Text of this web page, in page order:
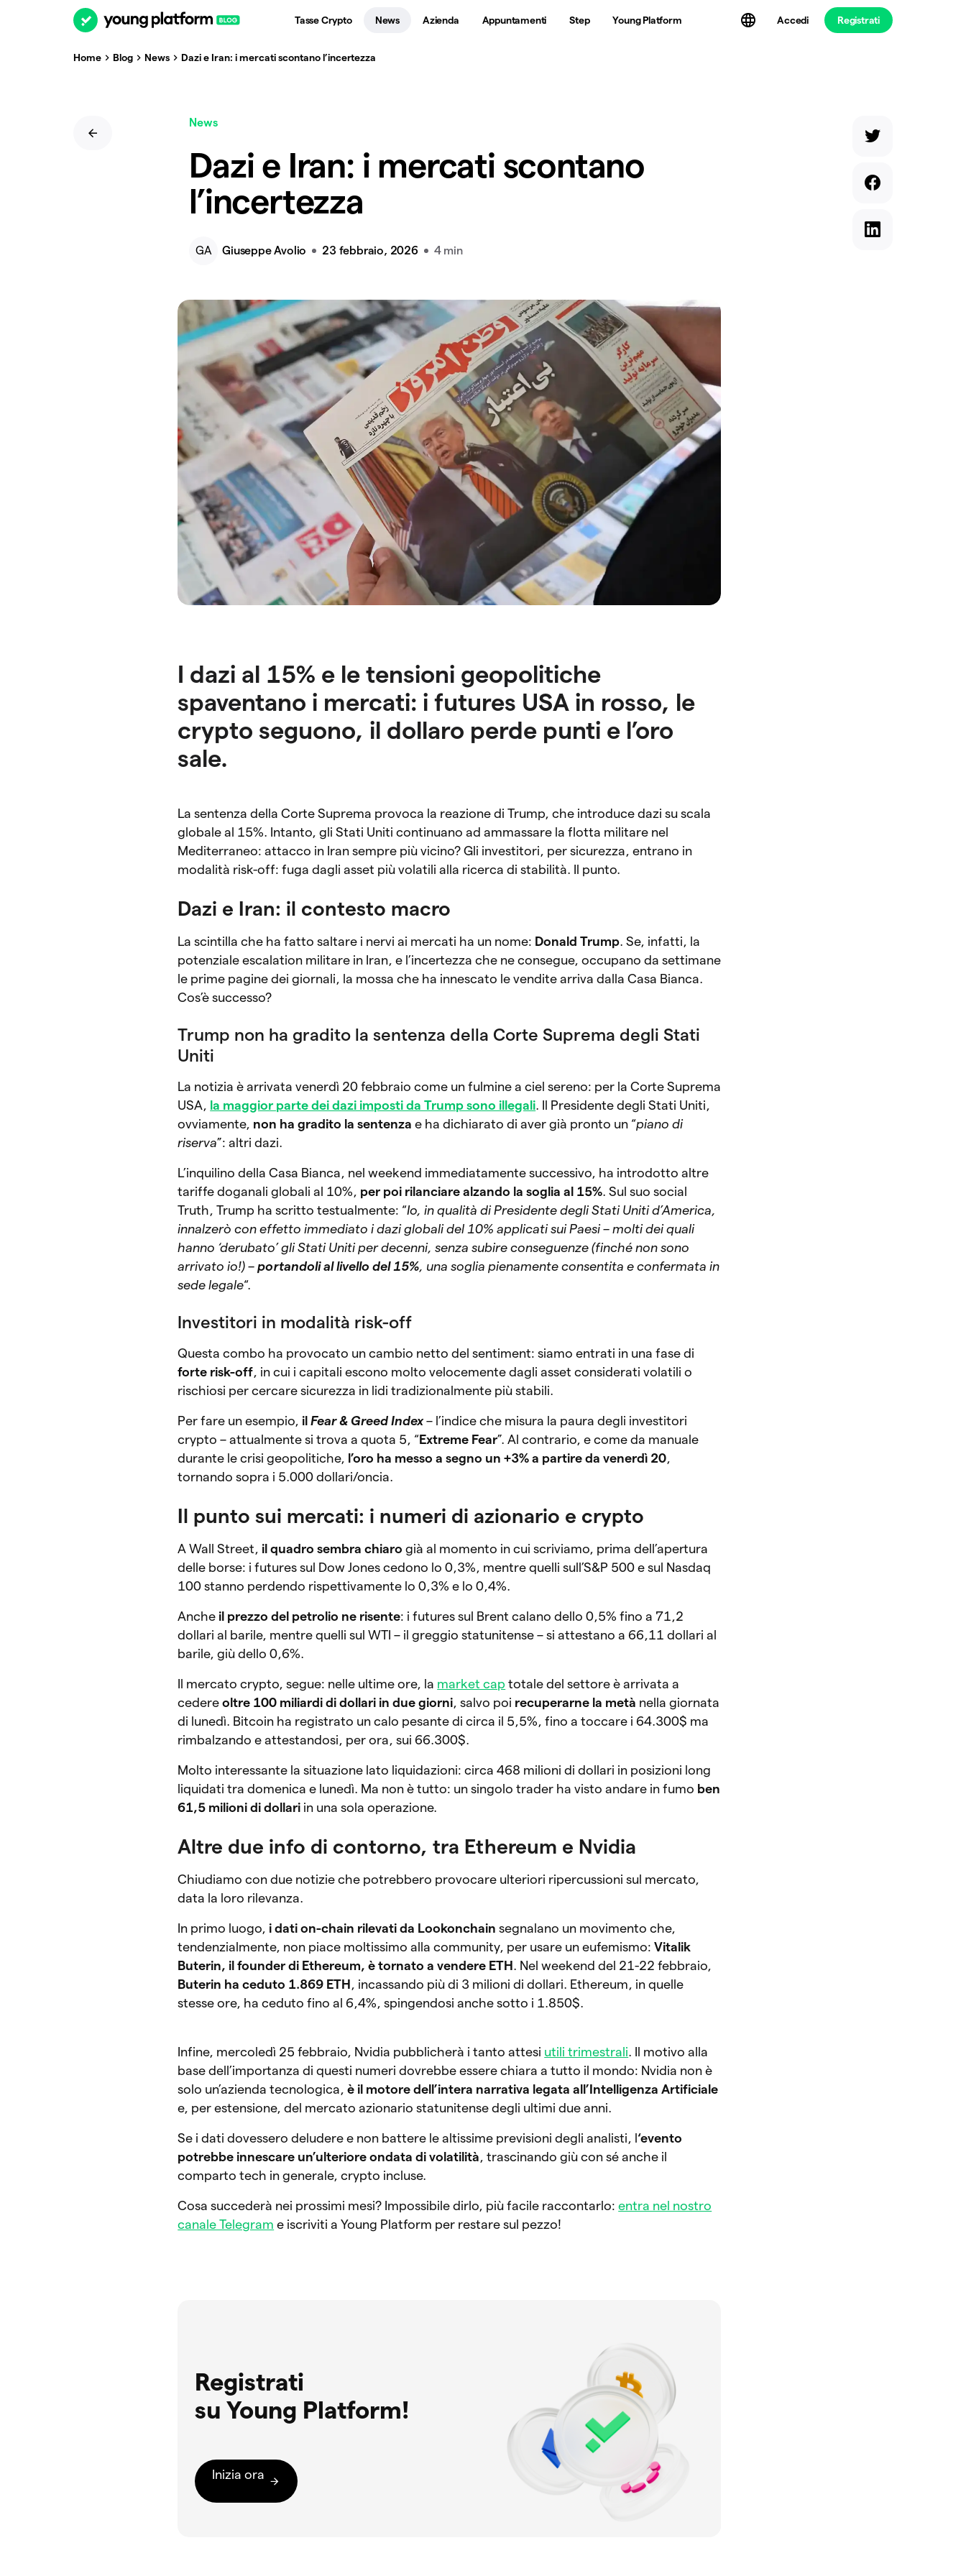
Appuntamenti
Azienda
News Step
Tasse Crypto Young Platform Accedi Registrati
Home Blog News Dazi e Iran: i mercati scontano l’incertezza
News
Dazi e Iran: i mercati scontano
l’incertezza
GA Giuseppe Avolio 23 febbraio, 2026 4 min
I dazi al 15% e le tensioni geopolitiche
spaventano i mercati: i futures USA in rosso, le
crypto seguono, il dollaro perde punti e l’oro
sale.
La sentenza della Corte Suprema provoca la reazione di Trump, che introduce dazi su scala
globale al 15%. Intanto, gli Stati Uniti continuano ad ammassare la flotta militare nel
Mediterraneo: attacco in Iran sempre più vicino? Gli investitori, per sicurezza, entrano in
modalità risk-off: fuga dagli asset più volatili alla ricerca di stabilità. Il punto.
Dazi e Iran: il contesto macro
La scintilla che ha fatto saltare i nervi ai mercati ha un nome: Donald Trump . Se, infatti, la
potenziale escalation militare in Iran, e l’incertezza che ne consegue, occupano da settimane
le prime pagine dei giornali, la mossa che ha innescato le vendite arriva dalla Casa Bianca.
Cos’è successo?
Trump non ha gradito la sentenza della Corte Suprema degli Stati
Uniti
La notizia è arrivata venerdì 20 febbraio come un fulmine a ciel sereno: per la Corte Suprema
USA,
la maggior parte dei dazi imposti da Trump sono illegali . Il Presidente degli Stati Uniti,
ovviamente, non ha gradito la sentenzae ha dichiarato di aver già pronto un “piano di
riserva”: altri dazi.
L’inquilino della Casa Bianca, nel weekend immediatamente successivo, ha introdotto altre
tariffe doganali globali al 10%, per poi rilanciare alzando la soglia al 15% . Sul suo social
Truth, Trump ha scritto testualmente: “Io, in qualità di Presidente degli Stati Uniti d’America,
innalzerò con effetto immediato i dazi globali del 10% applicati sui Paesi – molti dei quali
hanno ‘derubato’ gli Stati Uniti per decenni, senza subire conseguenze (finché non sono
arrivato io!) –portandoli al livello del 15% , una soglia pienamente consentita e confermata in
sede legale“.
Investitori in modalità risk-off
Questa combo ha provocato un cambio netto del sentiment: siamo entrati in una fase di
forte risk-off , in cui i capitali escono molto velocemente dagli asset considerati volatili o
rischiosi per cercare sicurezza in lidi tradizionalmente più stabili.
Per fare un esempio, ilFear & Greed Index– l’indice che misura la paura degli investitori
crypto – attualmente si trova a quota 5, “Extreme Fear”. Al contrario, e come da manuale
durante le crisi geopolitiche, l’oro ha messo a segno un +3% a partire da venerdì 20
tornando sopra i 5.000 dollari/oncia.
Il punto sui mercati: i numeri di azionario e crypto
A Wall Street, il quadro sembra chiaro già al momento in cui scriviamo, prima dell’apertura
delle borse: i futures sul Dow Jones cedono lo 0,3%, mentre quelli sull’S&P 500 e sul Nasdaq
100 stanno perdendo rispettivamente lo 0,3% e lo 0,4%.
Anche il prezzo del petrolio ne risente: i futures sul Brent calano dello 0,5% fino a 71,2
dollari al barile, mentre quelli sul WTI – il greggio statunitense – si attestano a 66,11 dollari al
barile, giù dello 0,6%.
Il mercato crypto, segue: nelle ultime ore, la market cap totale del settore è arrivata a
cedereoltre 100 miliardi di dollari in due giorni , salvo poi recuperarne la metà nella giornata
di lunedì. Bitcoin ha registrato un calo pesante di circa il 5,5%, fino a toccare i 64.300$ ma
rimbalzando e attestandosi, per ora, sui 66.300$.
Molto interessante la situazione lato liquidazioni: circa 468 milioni di dollari in posizioni long
liquidati tra domenica e lunedì. Ma non è tutto: un singolo trader ha visto andare in fumo ben
61,5 milioni di dollari in una sola operazione.
Altre due info di contorno, tra Ethereum e Nvidia
Chiudiamo con due notizie che potrebbero provocare ulteriori ripercussioni sul mercato,
data la loro rilevanza.
In primo luogo, i dati on-chain rilevati da Lookonchain segnalano un movimento che,
tendenzialmente, non piace moltissimo alla community, per usare un eufemismo:Vitalik
Buterin, il founder di Ethereum, è tornato a vendere ETH . Nel weekend del 21-22 febbraio,
Buterin ha ceduto 1.869 ETH , incassando più di 3 milioni di dollari. Ethereum, in quelle
stesse ore, ha ceduto fino al 6,4%, spingendosi anche sotto i 1.850$.
Infine, mercoledì 25 febbraio, Nvidia pubblicherà i tanto attesi utili trimestrali . Il motivo alla
base dell’importanza di questi numeri dovrebbe essere chiara a tutto il mondo: Nvidia non è
solo un’azienda tecnologica,è il motore dell’intera narrativa legata all’Intelligenza Artificiale
e, per estensione, del mercato azionario statunitense degli ultimi due anni.
Se i dati dovessero deludere e non battere le altissime previsioni degli analisti, l‘evento
potrebbe innescare un’ulteriore ondata di volatilità , trascinando giù con sé anche il
comparto tech in generale, crypto incluse.
Cosa succederà nei prossimi mesi? Impossibile dirlo, più facile raccontarlo:entra nel nostro
canale Telegram e iscriviti a Young Platform per restare sul pezzo!
Registrati
su Young Platform!
Inizia ora